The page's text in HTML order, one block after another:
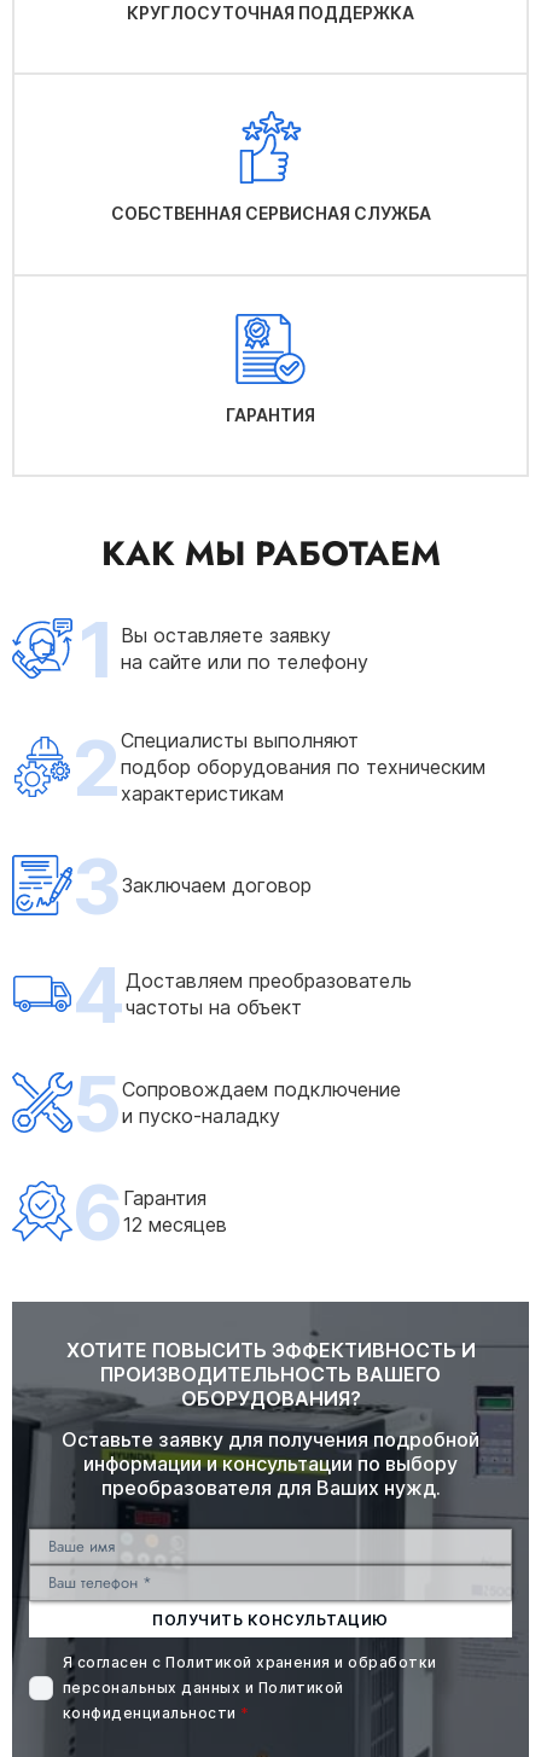
КРУГЛОСУТОЧНАЯ ПОДДЕРЖКА
СОБСТВЕННАЯ СЕРВИСНАЯ СЛУЖБА
ГАРАНТИЯ
КАК МЫ РАБОТАЕМ
1 Вы оставляете заявку
на сайте или по телефону
2Специалисты выполняют
подбор оборудования по техническим
характеристикам
3Заключаем договор
4Доставляем преобразователь
частоты на объект
5Сопровождаем подключение
и пуско-наладку
6 Гарантия
12 месяцев
ХОТИТЕ ПОВЫСИТЬ ЭФФЕКТИВНОСТЬ И
ПРОИЗВОДИТЕЛЬНОСТЬ ВАШЕГО
ОБОРУДОВАНИЯ?
Оставьте заявку для получения подробной
информации и консультации по выбору
преобразователя для Ваших нужд.
ПОЛУЧИТЬ КОНСУЛЬТАЦИЮ
Я согласен сПолитикой хранения и обработки
персональных данных и Политикой
конфиденциальности *